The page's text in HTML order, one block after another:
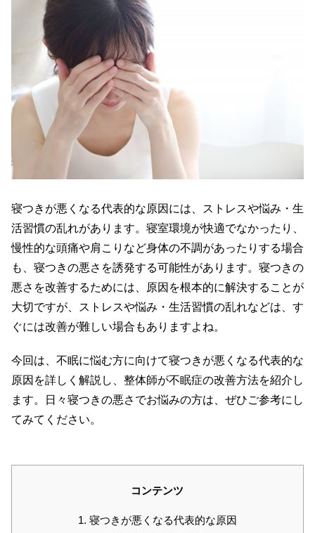
寝つきが悪くなる代表的な原因には、ストレスや悩み・生
活習慣の乱れがあります。寝室環境が快適でなかったり、
慢性的な頭痛や肩こりなど身体の不調があったりする場合
も、寝つきの悪さを誘発する可能性があります。寝つきの
悪さを改善するためには、原因を根本的に解決することが
大切ですが、ストレスや悩み・生活習慣の乱れなどは、す
ぐには改善が難しい場合もありますよね。
今回は、不眠に悩む方に向けて寝つきが悪くなる代表的な
原因を詳しく解説し、整体師が不眠症の改善方法を紹介し
ます。日々寝つきの悪さでお悩みの方は、ぜひご参考にし
てみてください。
コンテンツ
1. 寝つきが悪くなる代表的な原因